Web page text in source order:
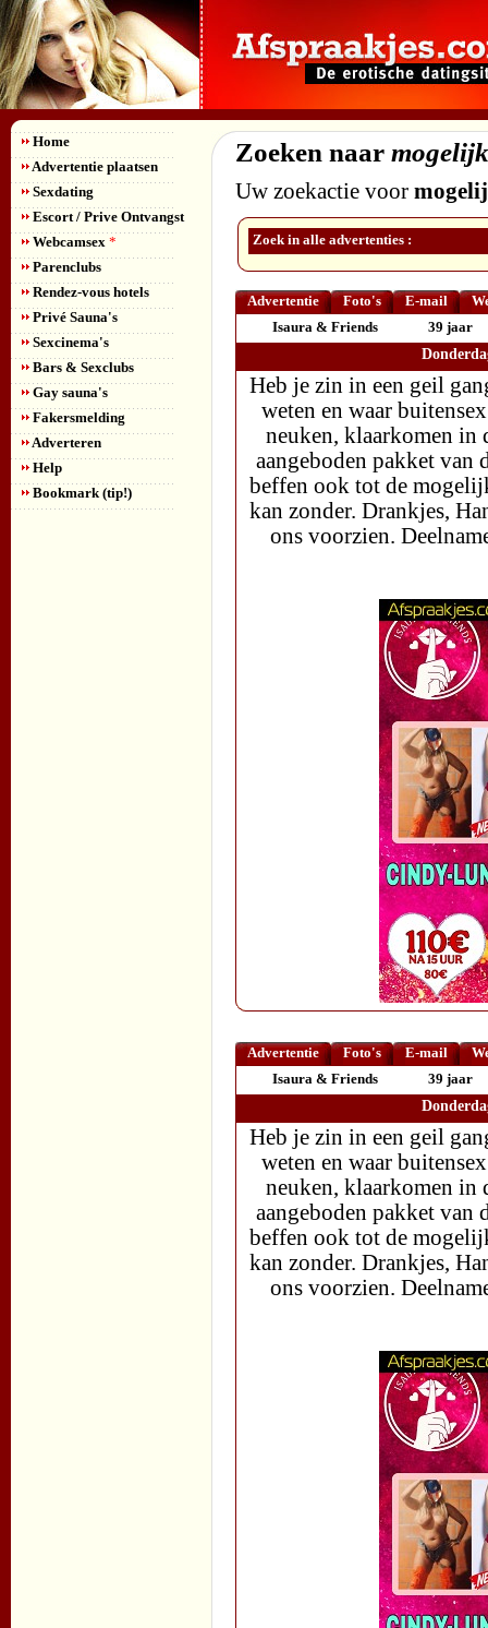
Home
Advertentie plaatsen
Sexdating
Escort / Prive Ontvangst
Webcamsex *
Parenclubs
Rendez-vous hotels
Privé Sauna's
Sexcinema's
Bars & Sexclubs
Gay sauna's
Fakersmelding
Adverteren
Help
Bookmark (tip!)
Zoeken naar
Uw zoekactie voor
Zoek in alle advertenties :
Advertentie Foto's E-mail
Isaura & Friends
39 jaar
Heb je zin in een geil
weten en waar
neuken, klaarkomen in
aangeboden pakket van
beffen ook tot de
kan zonder. Drankjes,
ons voorzien.
Advertentie Foto's E-mail
Isaura & Friends
39 jaar
Heb je zin in een geil
weten en waar
neuken, klaarkomen in
aangeboden pakket van
beffen ook tot de
kan zonder. Drankjes,
ons voorzien.